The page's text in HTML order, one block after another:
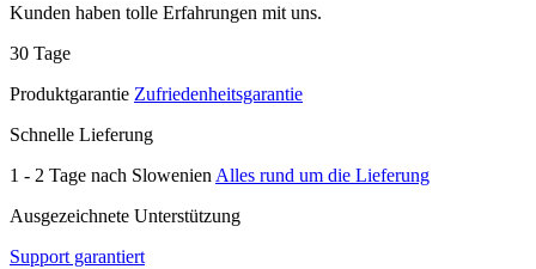
Kunden haben tolle Erfahrungen mit uns.
30 Tage
Produktgarantie Zufriedenheitsgarantie
Schnelle Lieferung
1 - 2 Tage nach Slowenien Alles rund um die Lieferung
Ausgezeichnete Unterstützung
Support garantiert